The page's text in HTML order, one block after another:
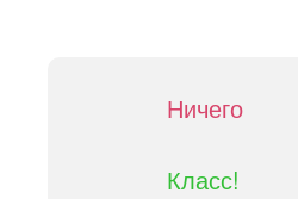
Ничего
Класс!